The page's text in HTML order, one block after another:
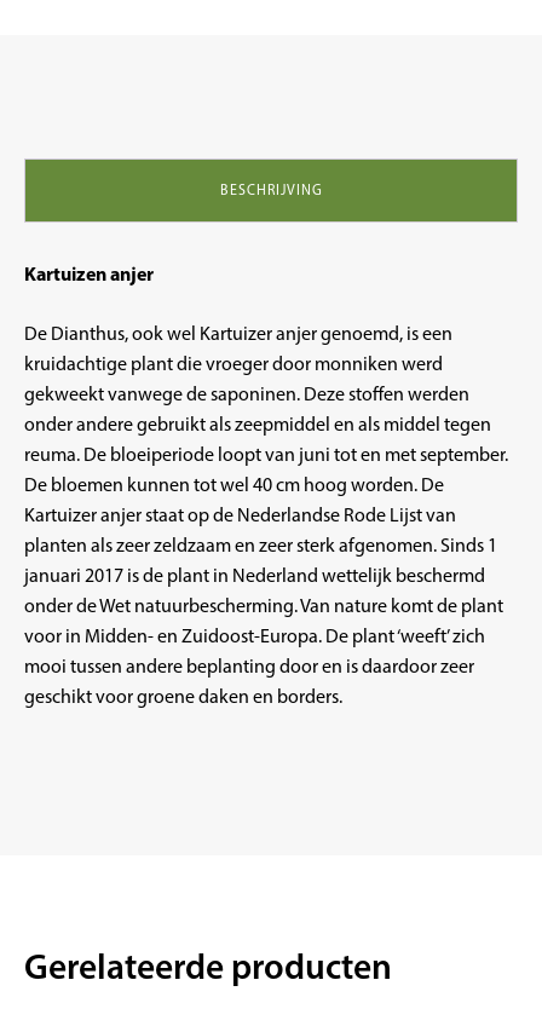
BESCHRIJVING
Kartuizen anjer
De Dianthus, ook wel Kartuizer anjer genoemd, is een
kruidachtige plant die vroeger door monniken werd
gekweekt vanwege de saponinen. Deze stoffen werden
onder andere gebruikt als zeepmiddel en als middel tegen
reuma. De bloeiperiode loopt van juni tot en met september.
De bloemen kunnen tot wel 40 cm hoog worden. De
Kartuizer anjer staat op de Nederlandse Rode Lijst van
planten als zeer zeldzaam en zeer sterk afgenomen. Sinds 1
januari 2017 is de plant in Nederland wettelijk beschermd
onder de Wet natuurbescherming. Van nature komt de plant
voor in Midden- en Zuidoost-Europa. De plant ‘weeft’ zich
mooi tussen andere beplanting door en is daardoor zeer
geschikt voor groene daken en borders.
Gerelateerde producten